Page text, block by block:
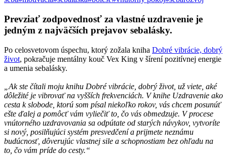
Prevziať zodpovednosť za vlastné uzdravenie je
jedným z najväčších prejavov sebalásky.
Po celosvetovom úspechu, ktorý zožala kniha Dobré vibrácie, dobrý
život, pokračuje mentálny kouč Vex King v šírení pozitívnej energie
a umenia sebalásky.
„Ak ste čítali moju knihu Dobré vibrácie, dobrý život, už viete, aké
dôležité je vibrovať na vyšších frekvenciách. V knihe Uzdravenie ako
cesta k slobode, ktorú som písal niekoľko rokov, vás chcem posunúť
ešte ďalej a pomôcť vám vyliečiť to, čo vás obmedzuje. V procese
vnútorného uzdravovania sa odpútate od starých návykov, vytvoríte
si nový, posilňujúci systém presvedčení a prijmete neznámu
budúcnosť, dôverujúc vlastnej sile a schopnostiam bez ohľadu na
to, čo vám príde do cesty.“